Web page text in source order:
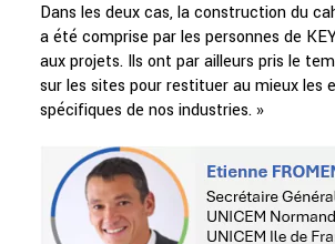
Dans les deux cas, la construction du
a été comprise par les personnes de
aux projets. Ils ont par ailleurs pris le
sur les sites pour restituer au mieux les
spécifiques de nos industries. »